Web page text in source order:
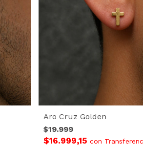
Aro Cruz Golden
$19.999
$16.999,15 con